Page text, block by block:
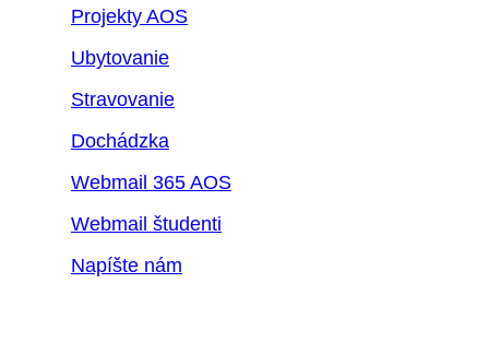
Projekty AOS
Ubytovanie
Stravovanie
Dochádzka
Webmail 365 AOS
Webmail študenti
Napíšte nám